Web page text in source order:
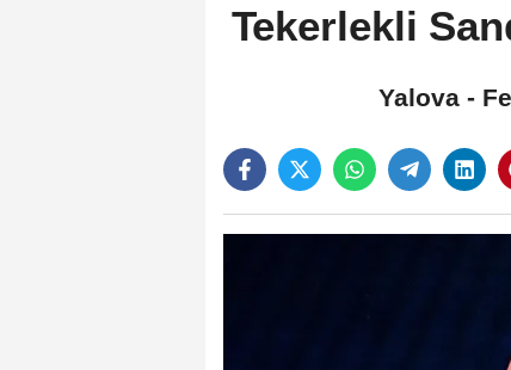
Tekerlekli
Yalova -